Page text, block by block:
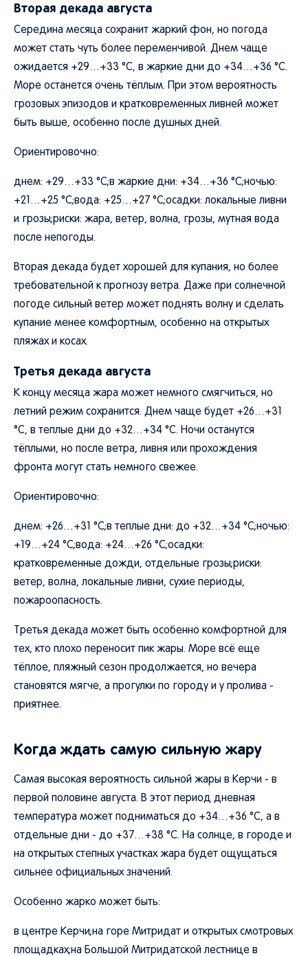
Вторая декада августа
Середина месяца сохранит жаркий фон, но погода
может стать чуть более переменчивой. Днем чаще
ожидается +29…+33 °C, в жаркие дни до +34…+36 °C.
Море останется очень тёплым. При этом вероятность
грозовых эпизодов и кратковременных ливней может
быть выше, особенно после душных дней.
Ориентировочно:
днем: +29…+33 °C;в жаркие дни: +34…+36 °C;ночью:
+21…+25 °C;вода: +25…+27 °C;осадки: локальные ливни
и грозы;риски: жара, ветер, волна, грозы, мутная вода
после непогоды.
Вторая декада будет хорошей для купания, но более
требовательной к прогнозу ветра. Даже при солнечной
погоде сильный ветер может поднять волну и сделать
купание менее комфортным, особенно на открытых
пляжах и косах.
Третья декада августа
К концу месяца жара может немного смягчиться, но
летний режим сохранится. Днем чаще будет +26…+31
°C, в теплые дни до +32…+34 °C. Ночи останутся
тёплыми, но после ветра, ливня или прохождения
фронта могут стать немного свежее.
Ориентировочно:
днем: +26…+31 °C;в теплые дни: до +32…+34 °C;ночью:
+19…+24 °C;вода: +24…+26 °C;осадки:
кратковременные дожди, отдельные грозы;риски:
ветер, волна, локальные ливни, сухие периоды,
пожароопасность.
Третья декада может быть особенно комфортной для
тех, кто плохо переносит пик жары. Море всё еще
тёплое, пляжный сезон продолжается, но вечера
становятся мягче, а прогулки по городу и у пролива -
приятнее.
Когда ждать самую сильную жару
Самая высокая вероятность сильной жары в Керчи - в
первой половине августа. В этот период дневная
температура может подниматься до +34…+36 °C, а в
отдельные дни - до +37…+38 °C. На солнце, в городе и
на открытых степных участках жара будет ощущаться
сильнее официальных значений.
Особенно жарко может быть:
в центре Керчи;на горе Митридат и открытых смотровых
площадках;на Большой Митридатской лестнице в